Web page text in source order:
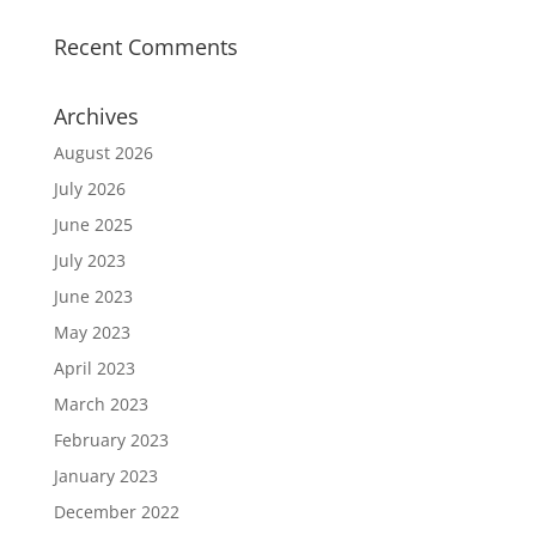
Recent Comments
Archives
August 2026
July 2026
June 2025
July 2023
June 2023
May 2023
April 2023
March 2023
February 2023
January 2023
December 2022